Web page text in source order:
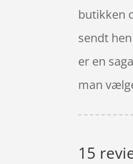
butikken
sendt
er en
man
15